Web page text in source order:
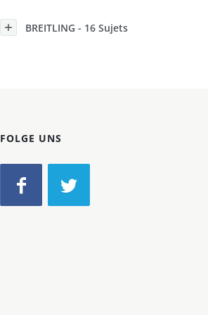
BREITLING - 16 Sujets
FOLGE UNS